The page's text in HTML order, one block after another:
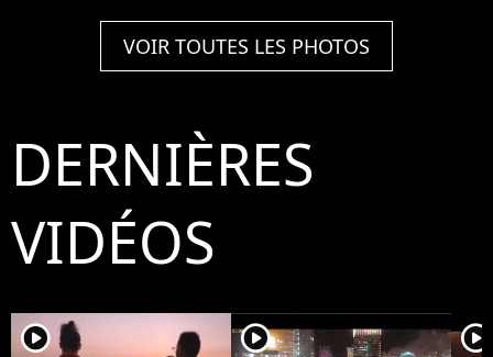
VOIR TOUTES LES PHOTOS
DERNIÈRES
VIDÉOS
player2 player2 player2